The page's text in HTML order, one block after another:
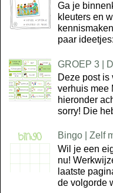
Ga je
kleuters en
paar
GROEP 3 |
Deze post is
verhuis mee
hieronder
sorry! Die
Bingo | Zelf
Wil je een
nu!
laatste
de volgorde